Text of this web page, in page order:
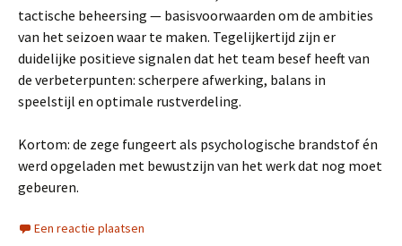
tactische beheersing — basisvoorwaarden om de ambities
van het seizoen waar te maken. Tegelijkertijd zijn er
duidelijke positieve signalen dat het team besef heeft van
de verbeterpunten: scherpere afwerking, balans in
speelstijl en optimale rustverdeling.
Kortom: de zege fungeert als psychologische brandstof én
werd opgeladen met bewustzijn van het werk dat nog moet
gebeuren.
Een reactie plaatsen